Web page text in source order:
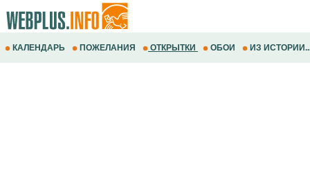
КАЛЕНДАРЬ ПОЖЕЛАНИЯ ОТКРЫТКИ ОБОИ ИЗ